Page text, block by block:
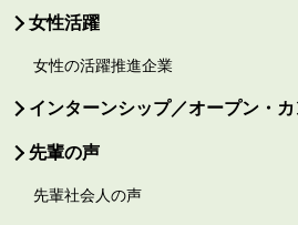
女性活躍
女性の活躍推進企業
インターンシップ／オープン・
先輩の声
先輩社会人の声